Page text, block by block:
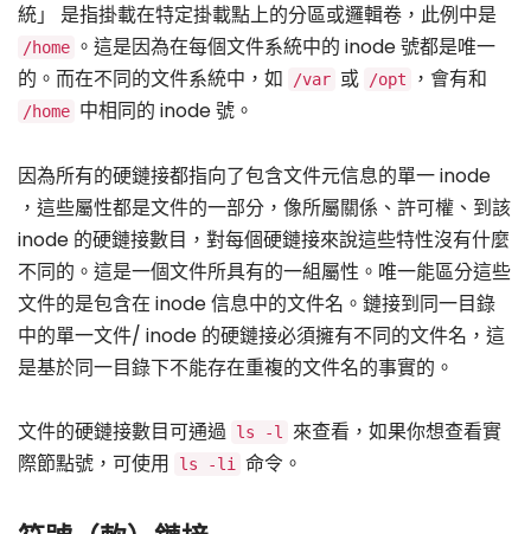
統」 是指掛載在特定掛載點上的分區或邏輯卷，此例中是
/home 。這是因為在每個文件系統中的 inode 號都是唯一
的。而在不同的文件系統中，如
/var 或 /opt ，會有和
/home 中相同的 inode 號。
因為所有的硬鏈接都指向了包含文件元信息的單一 inode
，這些屬性都是文件的一部分，像所屬關係、許可權、到該
inode 的硬鏈接數目，對每個硬鏈接來說這些特性沒有什麼
不同的。這是一個文件所具有的一組屬性。唯一能區分這些
文件的是包含在 inode 信息中的文件名。鏈接到同一目錄
中的單一文件/ inode 的硬鏈接必須擁有不同的文件名，這
是基於同一目錄下不能存在重複的文件名的事實的。
文件的硬鏈接數目可通過 ls -l
來查看，如果你想查看實
際節點號，可使用
ls -li 命令。